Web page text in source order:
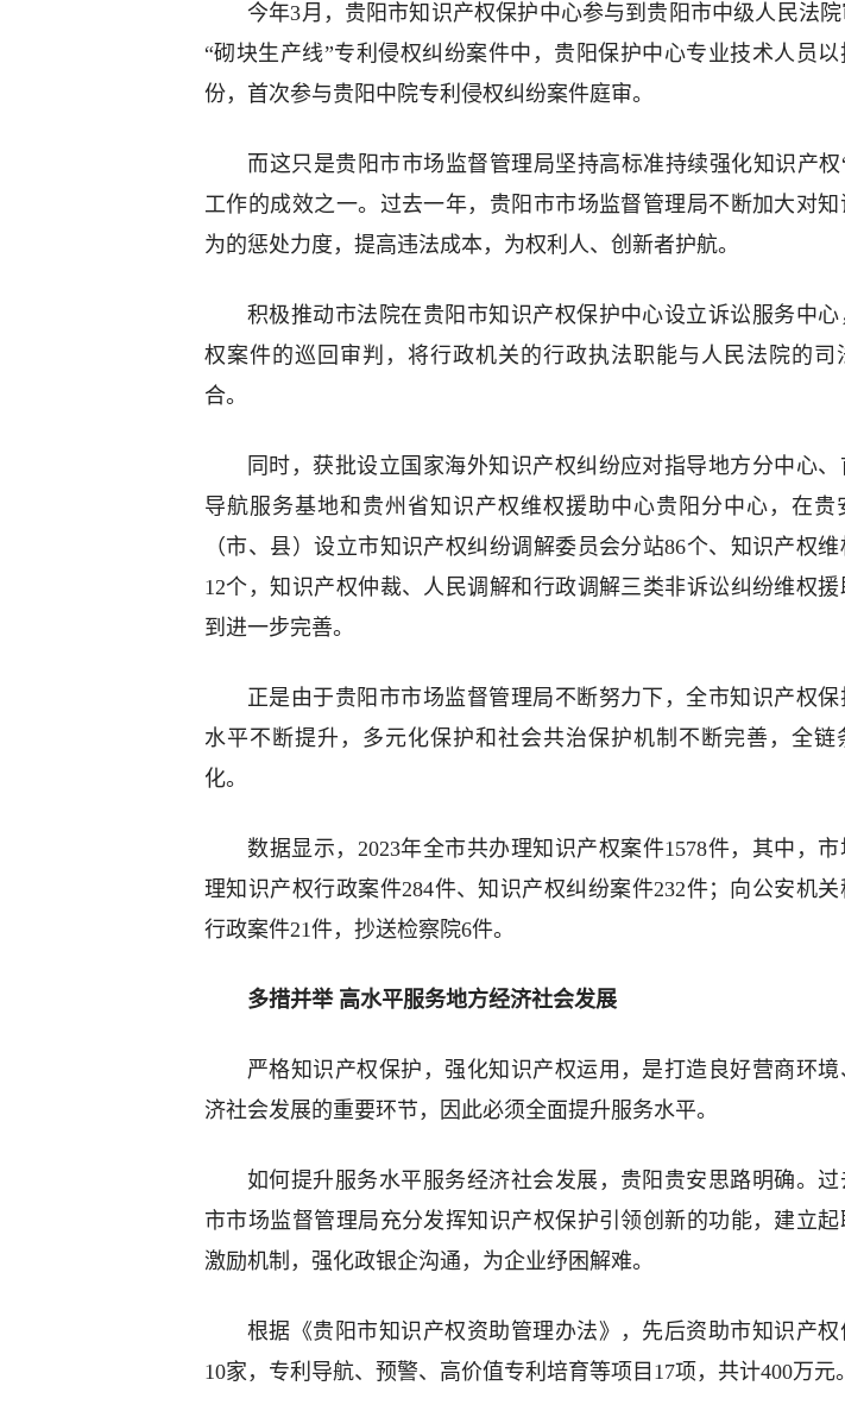
今年3月，贵阳市知识产权保护中心参与到贵阳市中级人民法
“砌块生产线”专利侵权纠纷案件中，贵阳保护中心专业技术人员
份，首次参与贵阳中院专利侵权纠纷案件庭审。
而这只是贵阳市市场监督管理局坚持高标准持续强化知识产权
工作的成效之一。过去一年，贵阳市市场监督管理局不断加大对
为的惩处力度，提高违法成本，为权利人、创新者护航。
积极推动市法院在贵阳市知识产权保护中心设立诉讼服务中
权案件的巡回审判，将行政机关的行政执法职能与人民法院的司
合。
同时，获批设立国家海外知识产权纠纷应对指导地方分中心、
导航服务基地和贵州省知识产权维权援助中心贵阳分中心，在贵
（市、县）设立市知识产权纠纷调解委员会分站86个、知识产权
12个，知识产权仲裁、人民调解和行政调解三类非诉讼纠纷维权
到进一步完善。
正是由于贵阳市市场监督管理局不断努力下，全市知识产权
水平不断提升，多元化保护和社会共治保护机制不断完善，全链
化。
数据显示，2023年全市共办理知识产权案件1578件，其中，
理知识产权行政案件284件、知识产权纠纷案件232件；向公安机
行政案件21件，抄送检察院6件。
多措并举 高水平服务地方经济社会发展
严格知识产权保护，强化知识产权运用，是打造良好营商环
济社会发展的重要环节，因此必须全面提升服务水平。
如何提升服务水平服务经济社会发展，贵阳贵安思路明确。过
市市场监督管理局充分发挥知识产权保护引领创新的功能，建立起
激励机制，强化政银企沟通，为企业纾困解难。
根据《贵阳市知识产权资助管理办法》，先后资助市知识产
10家，专利导航、预警、高价值专利培育等项目17项，共计400万元。